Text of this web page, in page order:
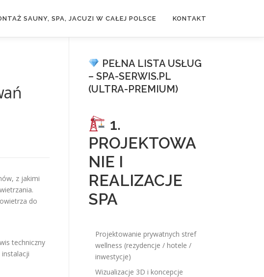
SAUNY, SPA, JACUZI W CAŁEJ POLSCE KONTAKT
z jakimi
do
techniczny
PEŁNA LISTA USŁUG
– SPA-SERWIS.PL
(ULTRA-PREMIUM)
1.
PROJEKTOWA
NIE I
REALIZACJE
SPA
Projektowanie prywatnych stref
wellness (rezydencje / hotele /
inwestycje)
Wizualizacje 3D i koncepcje